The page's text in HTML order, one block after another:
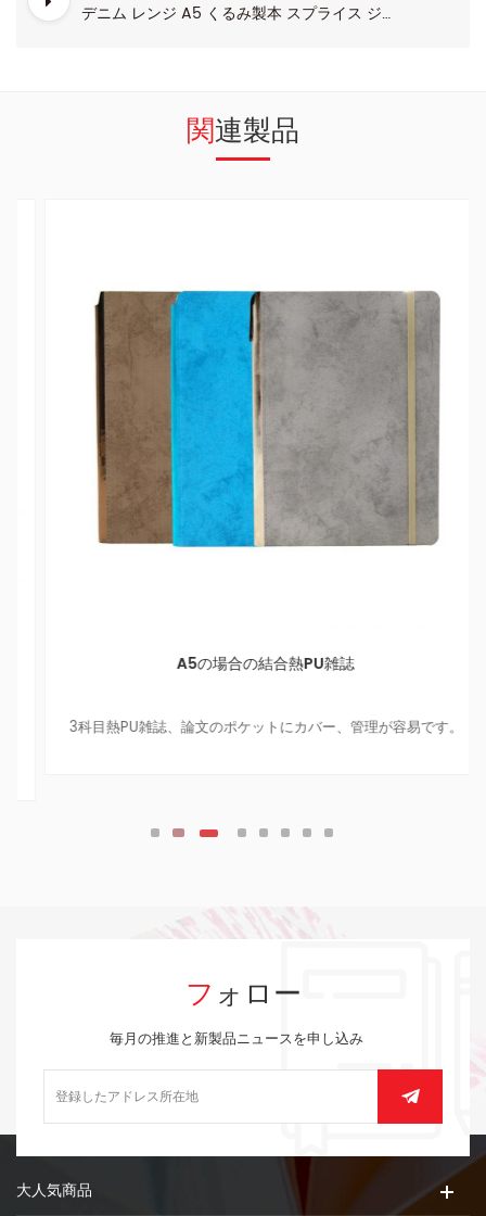
デニム レンジ A5 くるみ製本 スプライス ジャーナル
関連製品
A5の場合の結合熱PU雑誌
3科目熱PU雑誌、論文のポケットにカバー、管理が容易です。
フォロー
毎月の推進と新製品ニュースを申し込み
大人気商品